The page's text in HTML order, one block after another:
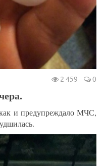
2 459 0
и предупреждало МЧС,